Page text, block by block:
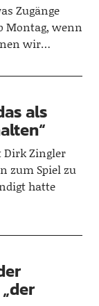
Zugänge
Montag, wenn
wir…
als
Dirk Zingler
zum Spiel zu
hatte